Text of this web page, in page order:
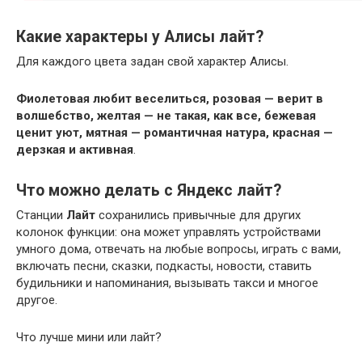
Какие характеры у Алисы лайт?
Для каждого цвета задан свой характер Алисы.
Фиолетовая любит веселиться, розовая — верит в
волшебство, желтая — не такая, как все, бежевая
ценит уют, мятная — романтичная натура, красная —
дерзкая и активная.
Что можно делать с Яндекс лайт?
Станции Лайт сохранились привычные для других
колонок функции: она может управлять устройствами
умного дома, отвечать на любые вопросы, играть с вами,
включать песни, сказки, подкасты, новости, ставить
будильники и напоминания, вызывать такси и многое
другое.
Что лучше мини или лайт?